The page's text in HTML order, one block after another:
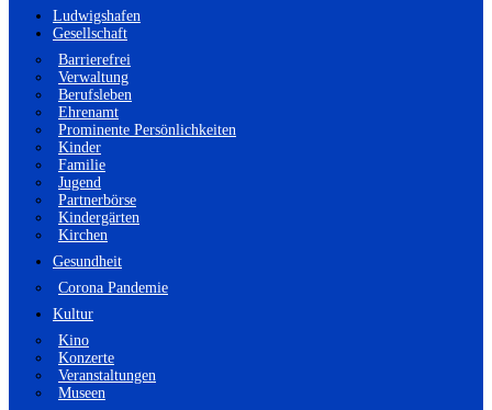
Ludwigshafen
Gesellschaft
Barrierefrei
Verwaltung
Berufsleben
Ehrenamt
Prominente Persönlichkeiten
Kinder
Familie
Jugend
Partnerbörse
Kindergärten
Kirchen
Gesundheit
Corona Pandemie
Kultur
Kino
Konzerte
Veranstaltungen
Museen